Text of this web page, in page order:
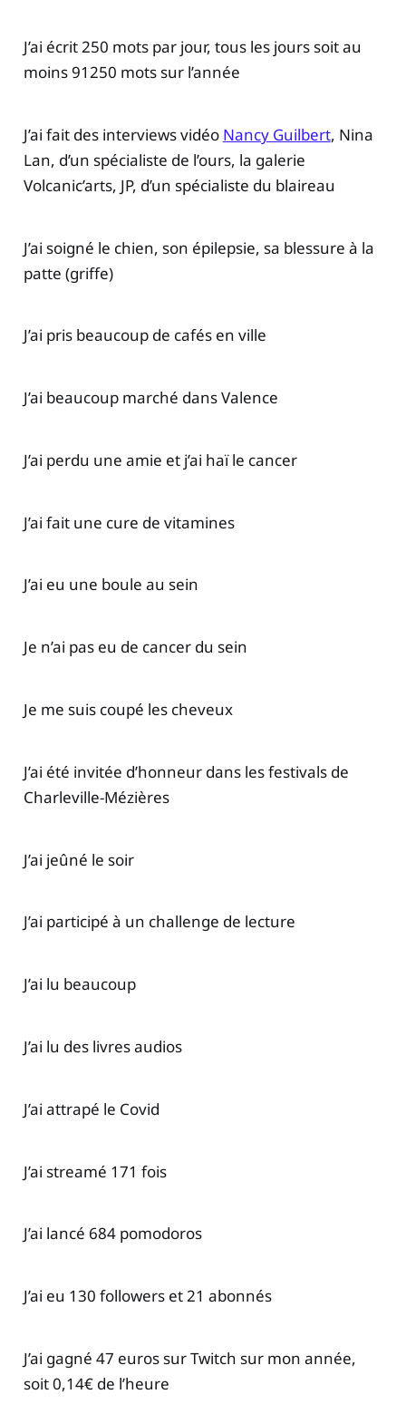
J’ai écrit 250 mots par jour, tous les jours soit au
moins 91250 mots sur l’année
J’ai fait des interviews vidéo Nancy Guilbert, Nina
Lan, d’un spécialiste de l’ours, la galerie
Volcanic’arts, JP, d’un spécialiste du blaireau
J’ai soigné le chien, son épilepsie, sa blessure à la
patte (griffe)
J’ai pris beaucoup de cafés en ville
J’ai beaucoup marché dans Valence
J’ai perdu une amie et j’ai haï le cancer
J’ai fait une cure de vitamines
J’ai eu une boule au sein
Je n’ai pas eu de cancer du sein
Je me suis coupé les cheveux
J’ai été invitée d’honneur dans les festivals de
Charleville-Mézières
J’ai jeûné le soir
J’ai participé à un challenge de lecture
J’ai lu beaucoup
J’ai lu des livres audios
J’ai attrapé le Covid
J’ai streamé 171 fois
J’ai lancé 684 pomodoros
J’ai eu 130 followers et 21 abonnés
J’ai gagné 47 euros sur Twitch sur mon année,
soit 0,14€ de l’heure